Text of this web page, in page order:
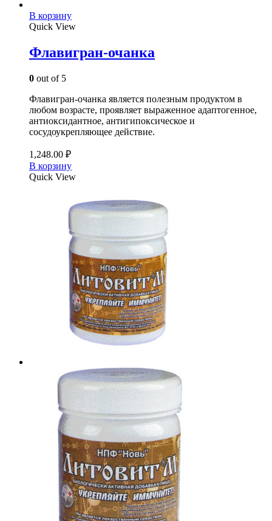
В корзину
Quick View
Флавигран-очанка
0 out of 5
Флавигран-очанка является полезным продуктом в
любом возрасте, проявляет выраженное адаптогенное,
антиоксидантное, антигипоксическое и
сосудоукрепляющее действие.
1,248.00 ₽
В корзину
Quick View